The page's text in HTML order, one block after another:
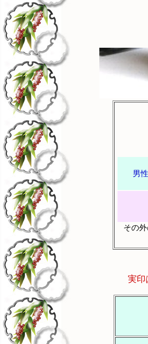
男
その
実印